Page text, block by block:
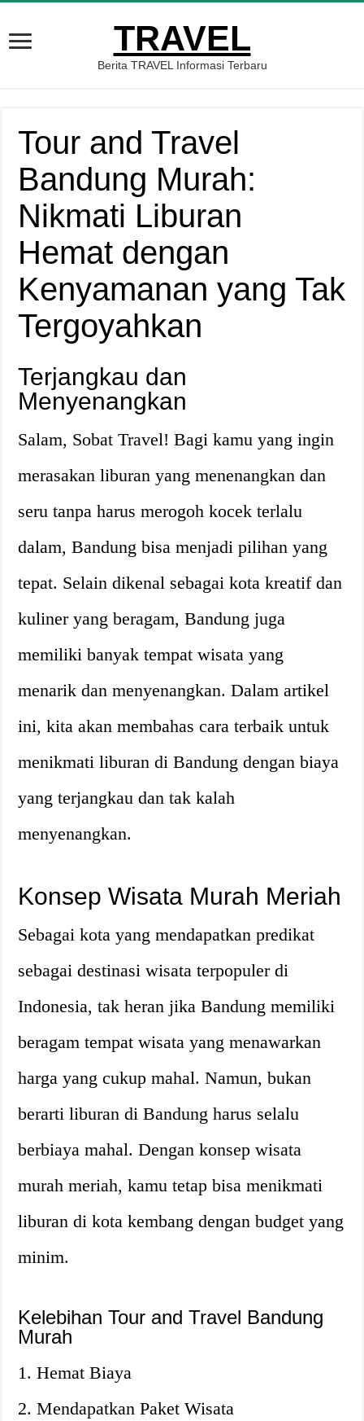
TRAVEL
Berita TRAVEL Informasi Terbaru
Tour and Travel
Bandung Murah:
Nikmati Liburan
Hemat dengan
Kenyamanan yang Tak
Tergoyahkan
Terjangkau dan
Menyenangkan
Salam, Sobat Travel! Bagi kamu yang ingin
merasakan liburan yang menenangkan dan
seru tanpa harus merogoh kocek terlalu
dalam, Bandung bisa menjadi pilihan yang
tepat. Selain dikenal sebagai kota kreatif dan
kuliner yang beragam, Bandung juga
memiliki banyak tempat wisata yang
menarik dan menyenangkan. Dalam artikel
ini, kita akan membahas cara terbaik untuk
menikmati liburan di Bandung dengan biaya
yang terjangkau dan tak kalah
menyenangkan.
Konsep Wisata Murah Meriah
Sebagai kota yang mendapatkan predikat
sebagai destinasi wisata terpopuler di
Indonesia, tak heran jika Bandung memiliki
beragam tempat wisata yang menawarkan
harga yang cukup mahal. Namun, bukan
berarti liburan di Bandung harus selalu
berbiaya mahal. Dengan konsep wisata
murah meriah, kamu tetap bisa menikmati
liburan di kota kembang dengan budget yang
minim.
Kelebihan Tour and Travel Bandung
Murah
1. Hemat Biaya
2. Mendapatkan Paket Wisata